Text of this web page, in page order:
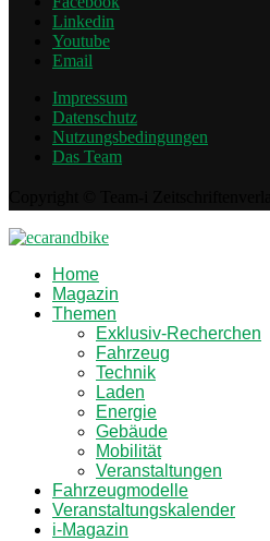
Linkedin
Youtube
Email
Impressum
Datenschutz
Nutzungsbedingungen
Das Team
Home
Magazin
Themen
Exklusiv-Recherchen
Fahrzeug
Technik
Laden
Energie
Gebäude
Mobilität
Veranstaltungen
Fahrzeugmodelle
Veranstaltungskalender
i-Magazin